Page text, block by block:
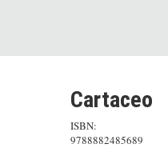
Cartaceo
ISBN:
9788882485689